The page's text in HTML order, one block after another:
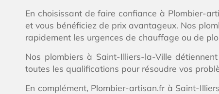
En choisissant de faire confiance à Plombier-
et vous bénéficiez de prix avantageux. Nos
rapidement les urgences de chauffage ou de
Nos plombiers à Saint-Illiers-la-Ville
toutes les qualifications pour résoudre vos
En complément, Plombier-artisan.fr à Saint-